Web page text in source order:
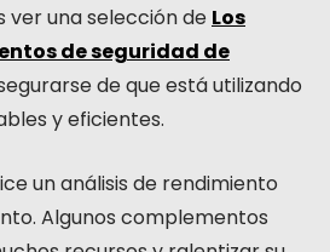
ver una selección de Los
de seguridad de
de que está utilizando
y eficientes.
un análisis de rendimiento
Algunos complementos